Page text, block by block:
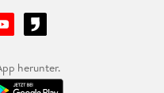
herunter.